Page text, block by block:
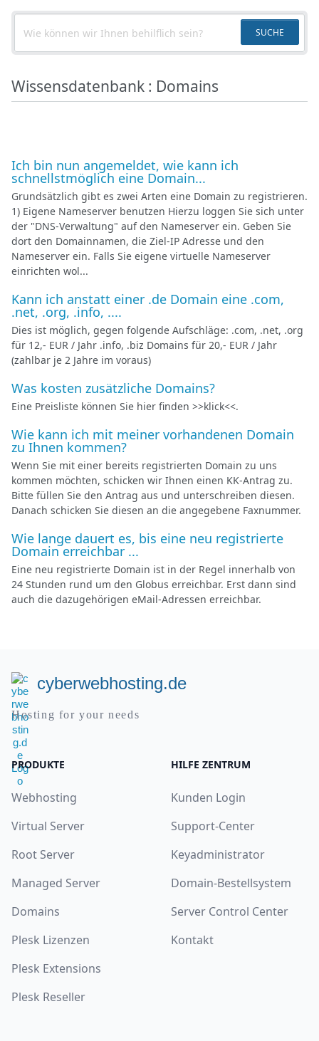
SUCHE
Wissensdatenbank : Domains
Ich bin nun angemeldet, wie kann ich
schnellstmöglich eine Domain...
Grundsätzlich gibt es zwei Arten eine Domain zu registrieren.
1) Eigene Nameserver benutzen Hierzu loggen Sie sich unter
der "DNS-Verwaltung" auf den Nameserver ein. Geben Sie
dort den Domainnamen, die Ziel-IP Adresse und den
Nameserver ein. Falls Sie eigene virtuelle Nameserver
einrichten wol...
Kann ich anstatt einer .de Domain eine .com,
.net, .org, .info, ....
Dies ist möglich, gegen folgende Aufschläge: .com, .net, .org
für 12,- EUR / Jahr .info, .biz Domains für 20,- EUR / Jahr
(zahlbar je 2 Jahre im voraus)
Was kosten zusätzliche Domains?
Eine Preisliste können Sie hier finden >>klick<<.
Wie kann ich mit meiner vorhandenen Domain
zu Ihnen kommen?
Wenn Sie mit einer bereits registrierten Domain zu uns
kommen möchten, schicken wir Ihnen einen KK-Antrag zu.
Bitte füllen Sie den Antrag aus und unterschreiben diesen.
Danach schicken Sie diesen an die angegebene Faxnummer.
Wie lange dauert es, bis eine neu registrierte
Domain erreichbar ...
Eine neu registrierte Domain ist in der Regel innerhalb von
24 Stunden rund um den Globus erreichbar. Erst dann sind
auch die dazugehörigen eMail-Adressen erreichbar.
cyberwebhosting.de
Hosting for your needs
PRODUKTE
Webhosting
Virtual Server
Root Server
Managed Server
Domains
Plesk Lizenzen
Plesk Extensions
Plesk Reseller
HILFE ZENTRUM
Kunden Login
Support-Center
Keyadministrator
Domain-Bestellsystem
Server Control Center
Kontakt